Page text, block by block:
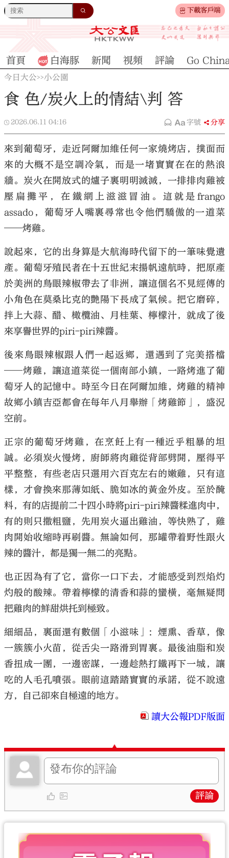
下載客戶端
大公文匯
首頁 白海豚 新聞 視頻 評論 Go
今日大公>>小公園
食 色/炭火上的情結\判 答
2026.06.11 04:16 字號 分享
來到葡萄牙，走近阿爾加維任何一家燒烤店，撲面而
來的大概不是空調冷氣，而是一堵實實在在的熱浪
牆。炭火在開放式的爐子裏明明滅滅，一排排肉雞被
壓扁攤平，在鐵網上滋滋冒油。這就是frango
assado，葡萄牙人嘴裏尋常也令他們驕傲的一道菜
——烤雞。
說起來，它的出身算是大航海時代留下的一筆味覺遺
產。葡萄牙殖民者在十五世紀末揚帆遠航時，把原產
於美洲的鳥眼辣椒帶去了非洲，讓這個名不見經傳的
小角色在莫桑比克的艷陽下長成了氣候。把它磨碎，
拌上大蒜、醋、橄欖油、月桂葉、檸檬汁，就成了後
來享譽世界的piri-piri辣醬。
後來鳥眼辣椒跟人們一起返鄉，還遇到了完美搭檔
——烤雞，讓這道菜從一個南部小鎮，一路烤進了葡
萄牙人的記憶中。時至今日在阿爾加維，烤雞的精神
故鄉小鎮吉亞都會在每年八月舉辦「烤雞節」，盛況
空前。
正宗的葡萄牙烤雞，在烹飪上有一種近乎粗暴的坦
誠。必須炭火慢烤，廚師將肉雞從背部劈開，壓得平
平整整，有些老店只選用六百克左右的嫩雞，只有這
樣，才會換來那薄如紙、脆如冰的黃金外皮。至於醃
料，有的店提前二十四小時將piri-piri辣醬糅進肉中，
有的則只撒粗鹽，先用炭火逼出雞油，等快熟了，雞
肉開始收縮時再刷醬。無論如何，那罐帶着野性跟火
辣的醬汁，都是獨一無二的亮點。
也正因為有了它，當你一口下去，才能感受到烈焰灼
灼般的酸辣。帶着檸檬的清香和蒜的蠻橫，毫無疑問
把雞肉的鮮甜烘托到極致。
細細品，裏面還有數個「小滋味」：煙熏、香草，像
一簇簇小火苗，從舌尖一路滑到胃裏。最後油脂和炭
香扭成一團，一邊密謀，一邊趁熱打鐵再下一城，讓
吃的人毛孔噴張。眼前這踏踏實實的承諾，從不說遠
方，自己卻來自極遠的地方。
讀大公報PDF版面
評論